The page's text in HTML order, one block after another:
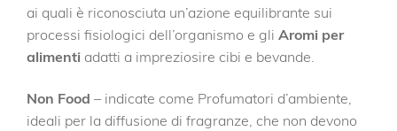
ai quali è riconosciuta un’azione equilibrante sui
processi fisiologici dell’organismo e gli Aromi per
alimenti adatti a impreziosire cibi e bevande.
Non Food – indicate come Profumatori d’ambiente,
ideali per la diffusione di fragranze, che non devono